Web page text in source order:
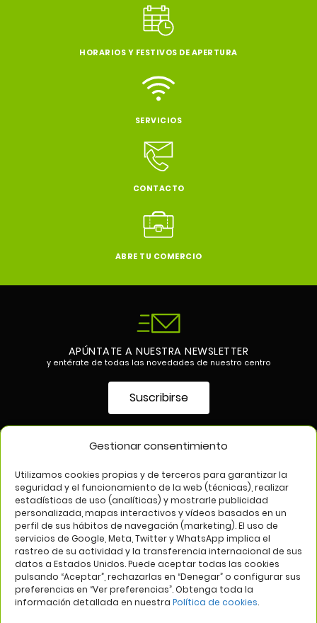
Gestionar consentimiento
Utilizamos cookies propias y de terceros para garantizar la
seguridad y el funcionamiento de la web (técnicas), realizar
estadísticas de uso (analíticas) y mostrarle publicidad
personalizada, mapas interactivos y vídeos basados en un
perfil de sus hábitos de navegación (marketing). El uso de
servicios de Google, Meta, Twitter y WhatsApp implica el
rastreo de su actividad y la transferencia internacional de sus
datos a Estados Unidos. Puede aceptar todas las cookies
pulsando “Aceptar”, rechazarlas en “Denegar” o configurar sus
preferencias en “Ver preferencias”. Obtenga toda la
información detallada en nuestra Política de cookies.
HORARIOS Y FESTIVOS DE APERTURA
SERVICIOS
CONTACTO
ABRE TU COMERCIO
APÚNTATE A NUESTRA NEWSLETTER
y entérate de todas las novedades de nuestro centro
Suscribirse
Aviso legal Política de privacidad
Política de cookies
Web: Bannister Global